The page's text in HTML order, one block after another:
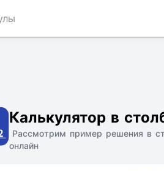
Калькулятор в
Рассмотрим пример решения в
онлайн